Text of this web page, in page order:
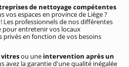
de nettoyage compétentes
vos espaces en province de Liège ?
Les professionnels de nos différentes
pour entretenir vos locaux
privés en fonction de vos besoins
vitresou une intervention après un
avez la garantie d'une qualité inégalée